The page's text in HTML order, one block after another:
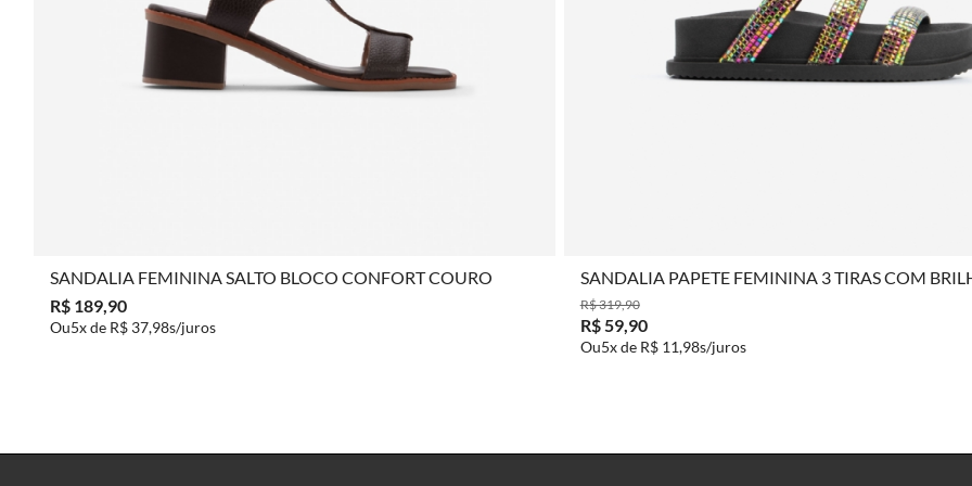
SANDALIA FEMININA SALTO BLOCO CONFORT COURO
R$ 189,90
5x de R$ 37,98
SANDALIA PAPETE FEMININA 3 TIRAS COM
COLORIDA
R$ 319,90
R$ 59,90
5x de R$ 11,98